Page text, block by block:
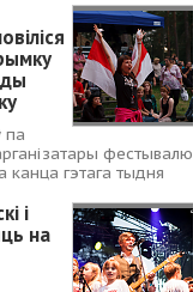
па
фестывалю
канца гэтага тыдня
і
на